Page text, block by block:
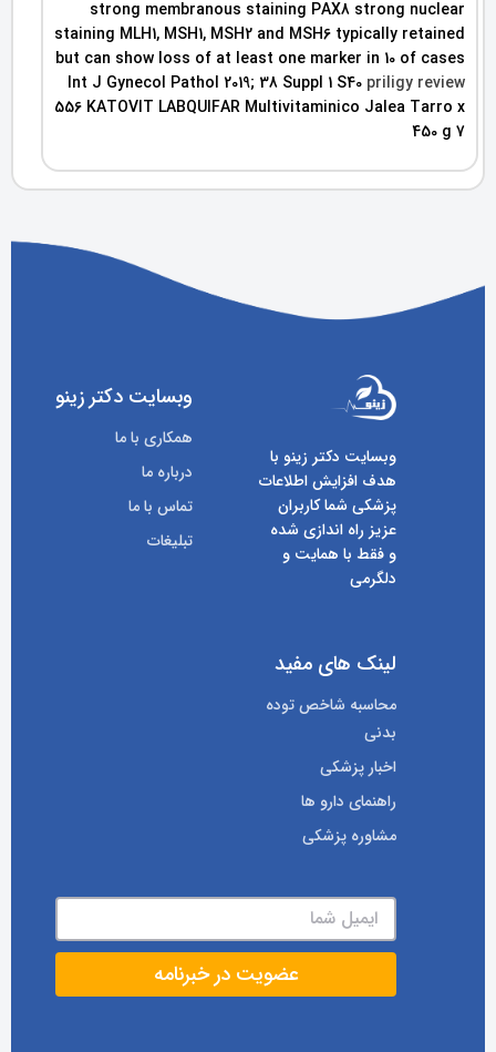
strong membranous staining PAX8 strong nuclear
staining MLH1, MSH1, MSH2 and MSH6 typically retained
but can show loss of at least one marker in 10 of cases
Int J Gynecol Pathol 2019; 38 Suppl 1 S40 priligy review
556 KATOVIT LABQUIFAR Multivitaminico Jalea Tarro x
450 g 7
وبسایت دکتر زینو با
هدف افزایش اطلاعات
پزشکی شما کاربران
عزیز راه اندازی شده
و فقط با همایت و
دلگرمی
وبسایت دکتر زینو
همکاری با ما
درباره ما
تماس با ما
تبلیغات
لینک های مفید
محاسبه شاخص توده
بدنی
اخبار پزشکی
راهنمای دارو ها
مشاوره پزشکی